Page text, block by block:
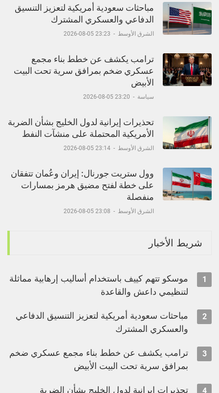
مباحثات سعودية أمريكية لتعزيز التنسيق
الدفاعي والعسكري المشترك
الشرق الأوسط -
23:23 05-08-2026
ترامب يكشف عن خطط بناء مجمع
عسكري ضخم بمرافق سرية تحت البيت
الأبيض
سياسة -
23:20 05-08-2026
تحذيرات إيرانية لدول الخليج بشأن الضربة
الأمريكية المحتملة على منشآت النفط
الشرق الأوسط -
23:14 05-08-2026
وول ستريت جورنال: إيران وعُمان تتفقان
على خطة لفتح مضيق هرمز بمسارات
منفصلة
الشرق الأوسط -
23:08 05-08-2026
شريط الأخبار
1
موسكو تتهم كييف باستخدام أساليب إرهابية مماثلة
لتنظيمي داعش والقاعدة
2
مباحثات سعودية أمريكية لتعزيز التنسيق الدفاعي
والعسكري المشترك
3
ترامب يكشف عن خطط بناء مجمع عسكري ضخم
بمرافق سرية تحت البيت الأبيض
4
تحذيرات إيرانية لدول الخليج بشأن الضربة